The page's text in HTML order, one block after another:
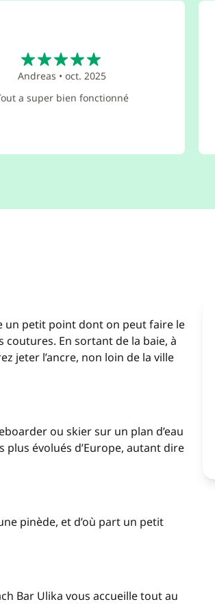
Andreas •oct. 2025
a super bien fonctionné
un petit point dont on peut faire le
En sortant de la baie, à
jeter l’ancre, non loin de la ville
ou skier sur un plan d’eau
évolués d’Europe, autant dire
pinède, et d’où part un petit
Bar Ulika vous accueille tout au